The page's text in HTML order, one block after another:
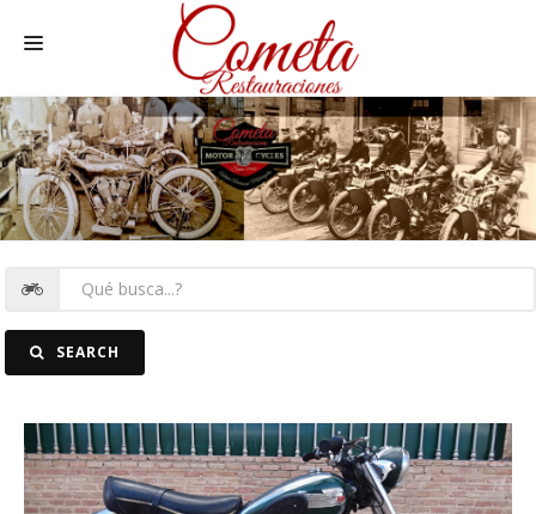
HOME
MOTOS NACIONALES Y OTRAS
REC. MOTOS
FOTOSSEARCH